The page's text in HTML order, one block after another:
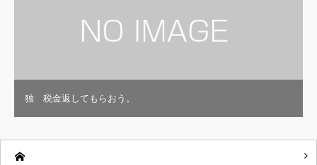
独 税金返してもらおう。